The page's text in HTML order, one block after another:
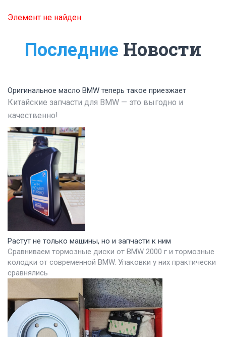
Элемент не найден
Последние Новости
Оригинальное масло BMW теперь такое приезжает
Китайские запчасти для BMW — это выгодно и
качественно!
Растут не только машины, но и запчасти к ним
Сравниваем тормозные диски от BMW 2000 г и тормозные
колодки от современной BMW. Упаковки у них практически
сравнялись